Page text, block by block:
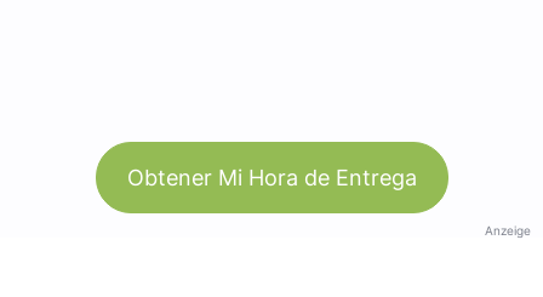
Obtener Mi Hora de Entrega
Anzeige